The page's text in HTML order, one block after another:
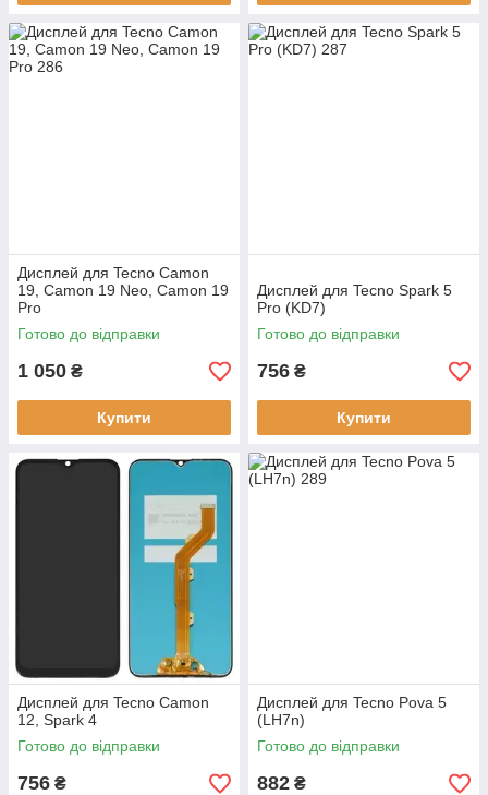
Дисплей для Tecno Camon
19, Camon 19 Neo, Camon 19
Pro
Готово до відправки
1 050 ₴
Купити
Дисплей для Tecno Spark 5
Pro (KD7)
Готово до відправки
756 ₴
Купити
Дисплей для Tecno Camon
12, Spark 4
Готово до відправки
756 ₴
Дисплей для Tecno Pova 5
(LH7n)
Готово до відправки
882 ₴